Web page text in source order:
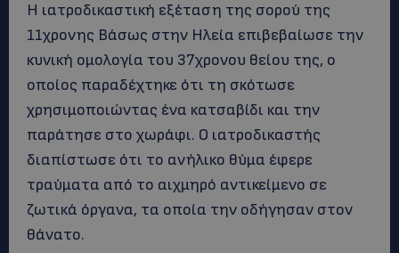
Η ιατροδικαστική εξέταση της σορού της
11χρονης Βάσως στην Ηλεία επιβεβαίωσε την
κυνική ομολογία του 37χρονου θείου της, ο
οποίος παραδέχτηκε ότι τη σκότωσε
χρησιμοποιώντας ένα κατσαβίδι και την
παράτησε στο χωράφι. Ο ιατροδικαστής
διαπίστωσε ότι το ανήλικο θύμα έφερε
τραύματα από το αιχμηρό αντικείμενο σε
ζωτικά όργανα, τα οποία την οδήγησαν στον
θάνατο.